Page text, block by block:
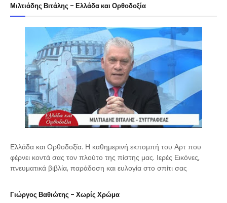
Μιλτιάδης Βιτάλης - Ελλάδα και Ορθοδοξία
Ελλάδα και Ορθοδοξία. Η καθημερινή εκπομπή του Αρτ που
φέρνει κοντά σας τον πλούτο της πίστης μας. Ιερές Εικόνες,
πνευματικά βιβλία, παράδοση και ευλογία στο σπίτι σας
Γιώργος Βαθιώτης - Χωρίς Χρώμα